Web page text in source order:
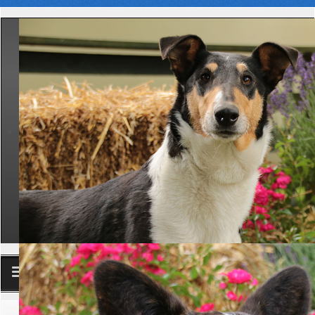
Club Aktuelle Seite:Startseite Anmelden